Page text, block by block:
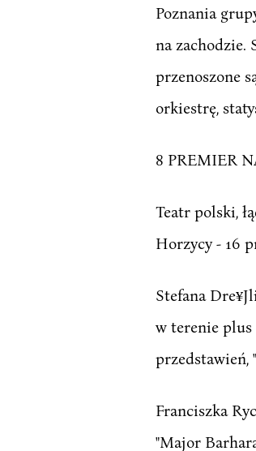
Poznania
na zachodzie.
przenoszone
orkiestrę,
8 PREMIER
Teatr polski,
Horzycy - 16
Stefana
w terenie plus
przedstawień,
Franciszka
"Major